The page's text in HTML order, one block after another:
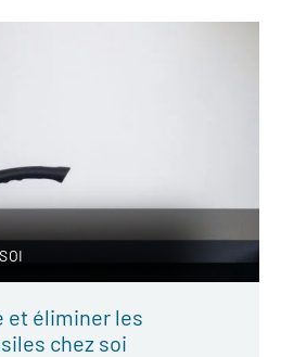
et éliminer les
chez soi